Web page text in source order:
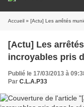
Accueil » [Actu] Les arrêtés
[Actu] Les
incroyables pris
Publié le 17/03/2013 à
Par C.L.A.P33